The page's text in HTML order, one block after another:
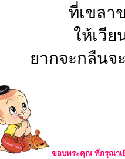
ที่เขล
ให้เวี
ยากจะกลืนจ
ขอบพระคุณ ที่กรุณาเ